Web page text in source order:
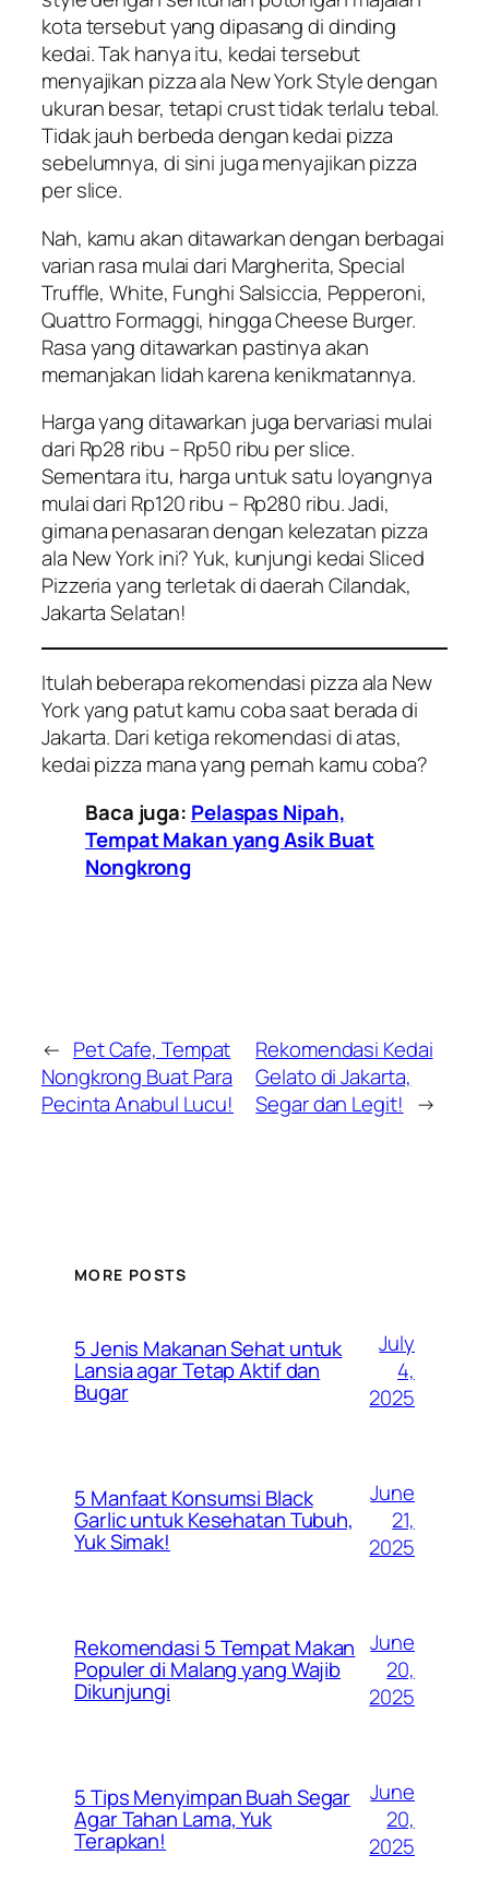
kota tersebut yang dipasang di dinding
kedai. Tak hanya itu, kedai tersebut
menyajikan pizza ala New York Style dengan
ukuran besar, tetapicrusttidak terlalu tebal.
Tidak jauh berbeda dengan kedai pizza
sebelumnya, di sini juga menyajikan pizza
per slice.
Nah, kamu akan ditawarkan dengan berbagai
varian rasa mulai dari Margherita, Special
Truffle, White, Funghi Salsiccia, Pepperoni,
Quattro Formaggi, hingga Cheese Burger.
Rasa yang ditawarkan pastinya akan
memanjakan lidah karena kenikmatannya.
Harga yang ditawarkan juga bervariasi mulai
dari Rp28 ribu – Rp50 ribu per slice.
Sementara itu, harga untuk satu loyangnya
mulai dari Rp120 ribu – Rp280 ribu. Jadi,
gimana penasaran dengan kelezatan pizza
ala New York ini? Yuk, kunjungi kedai Sliced
Pizzeria yang terletak di daerah Cilandak,
Jakarta Selatan!
Itulah beberapa rekomendasi pizza ala New
York yang patut kamu coba saat berada di
Jakarta. Dari ketiga rekomendasi di atas,
kedai pizza mana yang pernah kamu coba?
Baca juga: Pelaspas Nipah,
Tempat Makan yang Asik Buat
Nongkrong
← Pet Cafe, Tempat
Nongkrong Buat Para
Pecinta Anabul Lucu!
Rekomendasi Kedai
Gelato di Jakarta,
Segar dan Legit! →
MORE POSTS
5 Jenis Makanan Sehat untuk
Lansia agar Tetap Aktif dan
Bugar
July
4,
2025
5 Manfaat Konsumsi Black
Garlic untuk Kesehatan Tubuh,
Yuk Simak!
June
21,
2025
Rekomendasi 5 Tempat Makan
Populer di Malang yang Wajib
Dikunjungi
June
20,
2025
5 Tips Menyimpan Buah Segar
Agar Tahan Lama, Yuk
Terapkan!
June
20,
2025